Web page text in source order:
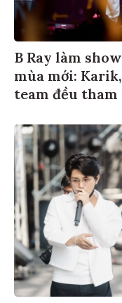
B Ray làm
mùa mới:
team đều